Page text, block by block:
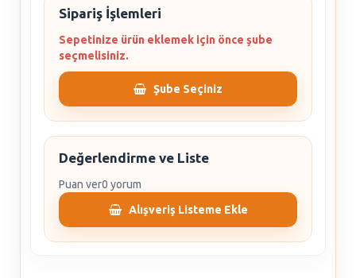
Sipariş İşlemleri
Sepetinize ürün eklemek için önce şube
seçmelisiniz.
Şube Seçiniz
Değerlendirme ve Liste
Puan ver0 yorum
Alışveriş Listeme Ekle